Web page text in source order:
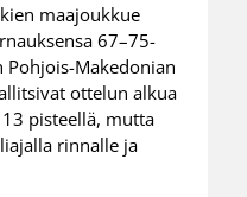
maajoukkue
67–75-
Pohjois-Makedonian
ottelun alkua
pisteellä, mutta
rinnalle ja